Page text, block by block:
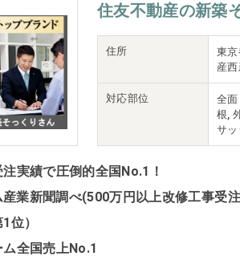
住友不動産の新築
住所
東京
産
対応部位
全面
根,
サッ
実績で圧倒的全国No.1！
業新聞調べ(500万円以上改修工事受
位）
全国売上No.1